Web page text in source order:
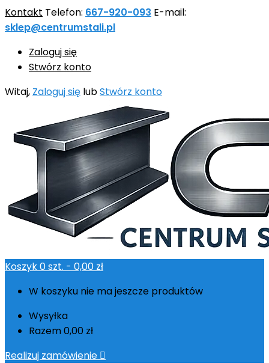
Kontakt Telefon: 667-920-093 E-mail:
sklep@centrumstali.pl
Zaloguj się
Stwórz konto
Witaj, Zaloguj się lubStwórz konto
Koszyk0szt. - 0,00 zł
W koszyku nie ma jeszcze produktów
Wysyłka
Razem0,00 zł
Realizuj zamówienie 